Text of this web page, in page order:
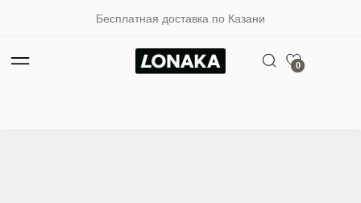
Бесплатная доставка по Казани